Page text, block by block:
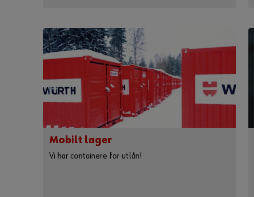
Mobilt lager
Vi har containere for utlån!